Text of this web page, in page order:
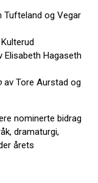
Tufteland og Vegar
Elisabeth Hagaseth
av Tore Aurstad og
nominerte bidrag
dramaturgi,
årets